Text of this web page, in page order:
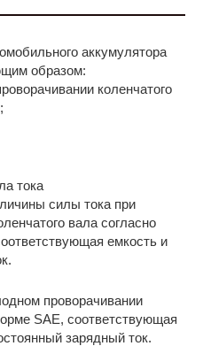
аккумулятора
образом:
коленчатого
тока
силы тока при
вала согласно
емкость и
проворачивании
SAE, соответствующая
зарядный ток.